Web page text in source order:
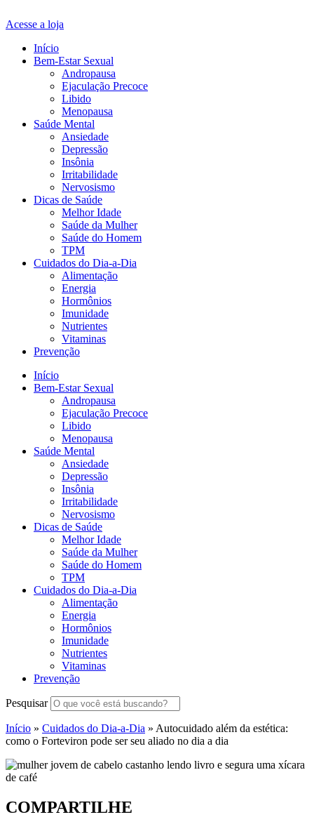
Acesse a loja
Início
Bem-Estar Sexual
Andropausa
Ejaculação Precoce
Libido
Menopausa
Saúde Mental
Ansiedade
Depressão
Insônia
Irritabilidade
Nervosismo
Dicas de Saúde
Melhor Idade
Saúde da Mulher
Saúde do Homem
TPM
Cuidados do Dia-a-Dia
Alimentação
Energia
Hormônios
Imunidade
Nutrientes
Vitaminas
Prevenção
Início
Bem-Estar Sexual
Andropausa
Ejaculação Precoce
Libido
Menopausa
Saúde Mental
Ansiedade
Depressão
Insônia
Irritabilidade
Nervosismo
Dicas de Saúde
Melhor Idade
Saúde da Mulher
Saúde do Homem
TPM
Cuidados do Dia-a-Dia
Alimentação
Energia
Hormônios
Imunidade
Nutrientes
Vitaminas
Prevenção
Pesquisar
Início » Cuidados do Dia-a-Dia » Autocuidado além da estética:
como o Forteviron pode ser seu aliado no dia a dia
COMPARTILHE